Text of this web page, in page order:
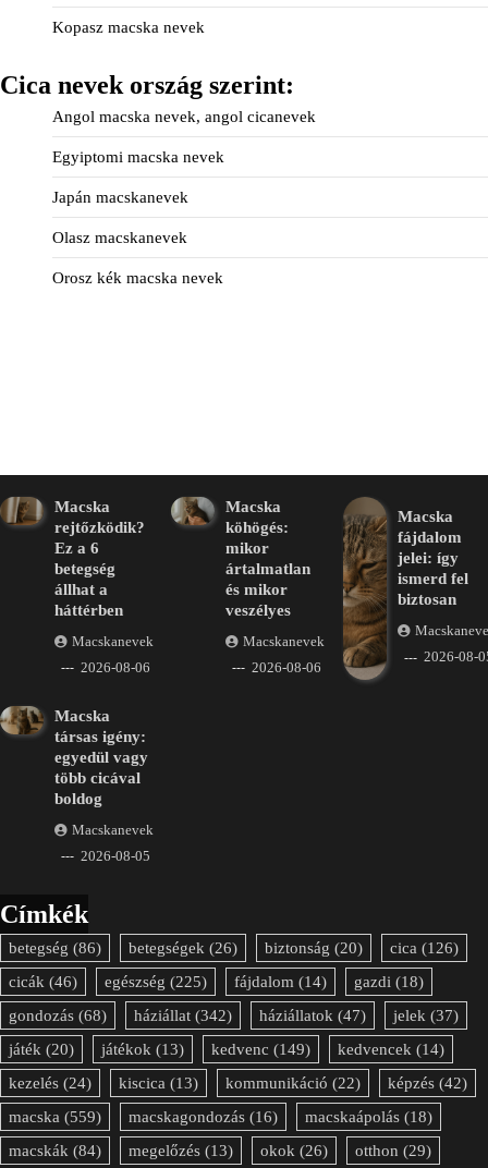
Kopasz macska nevek
Cica nevek ország szerint:
Angol macska nevek, angol cicanevek
Egyiptomi macska nevek
Japán macskanevek
Olasz macskanevek
Orosz kék macska nevek
Macska
rejtőzködik?
Ez a 6
betegség
állhat a
háttérben
Macskanevek
2026-08-06
Macska
köhögés:
mikor
ártalmatlan
és mikor
veszélyes
Macskanevek
2026-08-06
Macska
fájdalom
jelei: így
ismerd fel
biztosan
2026-08-
Macska
társas igény:
egyedül vagy
több cicával
boldog
Macskanevek
2026-08-05
Címkék
betegség (86) betegségek (26) biztonság (20) cica (126)
cicák (46) egészség (225) fájdalom (14) gazdi (18)
gondozás (68) háziállat (342) háziállatok (47) jelek (37)
játék (20) játékok (13) kedvenc (149) kedvencek (14)
kezelés (24) kiscica (13) kommunikáció (22) képzés (42)
macska (559) macskagondozás (16) macskaápolás (18)
macskák (84) megelőzés (13) okok (26) otthon (29)